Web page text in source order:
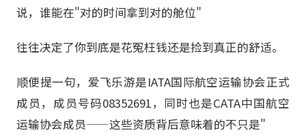
说，谁能在"对的时间拿到对的舱位"
往往决定了你到底是花冤枉钱还是捡到真正的舒适。
顺便提一句，爱飞乐游是IATA国际航空运输协会正式
成员，成员号码08352691，同时也是CATA中国航空
运输协会成员——这些资质背后意味着的不只是"